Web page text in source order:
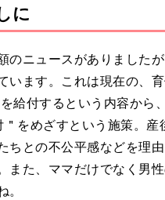
に
のニュースがありました
ます。これは現在の、
給付するという内容から
をめざすという施策。産
ちとの不公平感などを理
また、ママだけでなく男